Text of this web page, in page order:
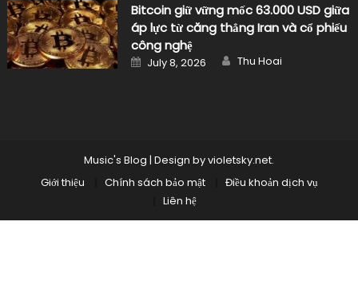
Bitcoin giữ vững mốc 63.000 USD giữa
áp lực từ căng thẳng Iran và cổ phiếu
công nghệ
Posted
on
July 8, 2026 Author
Thu Hoai
Music's Blog | Design byvioletsky.net.
Giới thiệu
Chính sách bảo mật
Điều khoản dịch vụ
Liên hệ